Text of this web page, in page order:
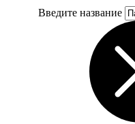
Введите название